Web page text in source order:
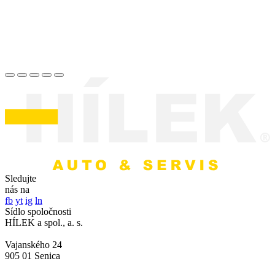
Sledujte
nás na
fb yt ig ln
Sídlo spoločnosti
HÍLEK a spol., a. s.
Vajanského 24
905 01 Senica